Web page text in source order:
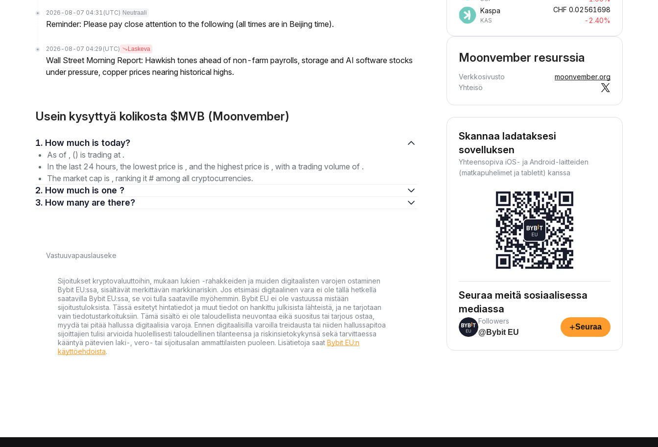
2026-08-07 04:31 (UTC) Neutraali
Reminder: Please pay close attention to the following (all times are in Beijing time).
2026-08-07 04:29 (UTC) Laskeva
Wall Street Morning Report: Hawkish tones ahead of non-farm payrolls, storage and AI software stocks
under pressure, copper prices nearing historical highs.
Usein kysyttyä kolikosta $MVB (Moonvember)
1. How much is today?
As of , () is trading at .
In the last 24 hours, the lowest price is , and the highest price is , with a trading volume of .
The market cap is , ranking it # among all cryptocurrencies.
2. How much is one ?
3. How many are there?
Vastuuvapauslauseke
Sijoitukset kryptovaluuttoihin, mukaan lukien -rahakkeiden ja muiden digitaalisten varojen ostaminen
Bybit EU:ssa, sisältävät merkittävän markkinariskin. Jos etsimäsi digitaalinen vara ei ole tällä hetkellä
saatavilla Bybit EU:ssa, se voi tulla saataville myöhemmin. Bybit EU ei ole vastuussa mistään
sijoitustuloksista. Tässä esitetyt hintatiedot ja muut tiedot on hankittu julkisista lähteistä, ja ne tarjotaan
vain tiedotustarkoituksiin. Tämä sisältö ei ole taloudellista neuvontaa eikä suositus tai tarjous ostaa,
myydä tai pitää hallussa digitaalisia varoja. Ennen digitaalisilla varoilla treidausta tai niiden hallussapitoa
sijoittajien tulisi arvioida huolellisesti taloudellinen tilanteensa ja riskinsietokykynsä sekä tarvittaessa
kääntyä pätevien laki-, vero- tai sijoitusalan ammattilaisten puoleen. Lisätietoja saat Bybit EU:n
käyttöehdoista.
Kaspa
KAS
CHF 0.02561698
-2.40%
Moonvember resurssia
Verkkosivusto
moonvember.org
Yhteisö
Skannaa ladataksesi
sovelluksen
Yhteensopiva iOS- ja Android-laitteiden
(matkapuhelimet ja tabletit) kanssa
Seuraa meitä sosiaalisessa
mediassa
Followers
@Bybit EU
+Seuraa